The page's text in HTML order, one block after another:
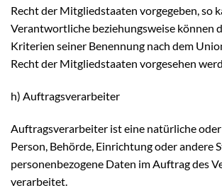
Recht der Mitgliedstaaten vorgegeben, so
Verantwortliche beziehungsweise können
Kriterien seiner Benennung nach dem
Recht der Mitgliedstaaten vorgesehen
h) Auftragsverarbeiter
Auftragsverarbeiter ist eine natürliche
Person, Behörde, Einrichtung oder andere
personenbezogene Daten im Auftrag des
verarbeitet.